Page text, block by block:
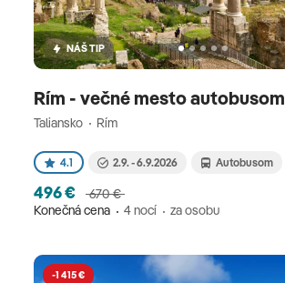
NÁŠ TIP
Rím - večné mesto autobusom
Taliansko Rím
4.1 2.9. - 6.9.2026 Autobusom
496 €
670 €
Konečná cena
4 nocí za osobu
-1 415 €